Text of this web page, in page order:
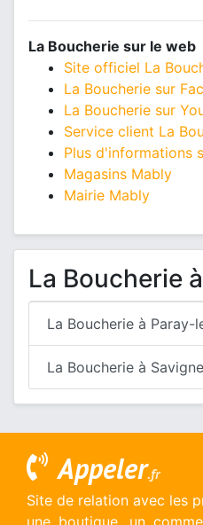
La Boucherie sur le web
Site officiel La
La Boucherie sur
La Boucherie sur
Service client La
Plus d'informations
Magasins Mably
Mairie Mably
La Boucherie
La Boucherie à Paray-
La Boucherie à
Appeler.fr
Site de relation avec les
une boutique, un